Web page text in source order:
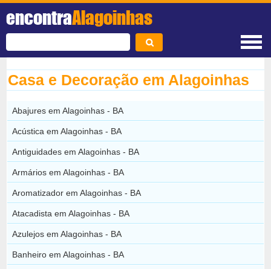
encontraAlagoinhas
Casa e Decoração em Alagoinhas
Abajures em Alagoinhas - BA
Acústica em Alagoinhas - BA
Antiguidades em Alagoinhas - BA
Armários em Alagoinhas - BA
Aromatizador em Alagoinhas - BA
Atacadista em Alagoinhas - BA
Azulejos em Alagoinhas - BA
Banheiro em Alagoinhas - BA